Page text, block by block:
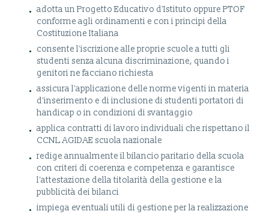
adotta un Progetto Educativo d′Istituto oppure PTOF
conforme agli ordinamenti e con i principi della
Costituzione Italiana
consente l′iscrizione alle proprie scuole a tutti gli
studenti senza alcuna discriminazione, quando i
genitori ne facciano richiesta
assicura l′applicazione delle norme vigenti in materia
d′inserimento e di inclusione di studenti portatori di
handicap o in condizioni di svantaggio
applica contratti di lavoro individuali che rispettano il
CCNL AGIDAE scuola nazionale
redige annualmente il bilancio paritario della scuola
con criteri di coerenza e competenza e garantisce
l′attestazione della titolarità della gestione e la
pubblicità dei bilanci
impiega eventuali utili di gestione per la realizzazione